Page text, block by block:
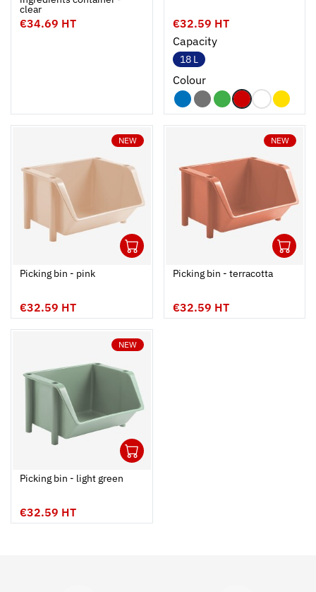
clear
€34.69 HT
€32.59 HT
Capacity
18 L
Colour
NEW
Add to cart
Fermer
Picking bin - pink
€32.59 HT
NEW
Picking bin - terracotta
€32.59 HT
NEW
Picking bin - light green
€32.59 HT